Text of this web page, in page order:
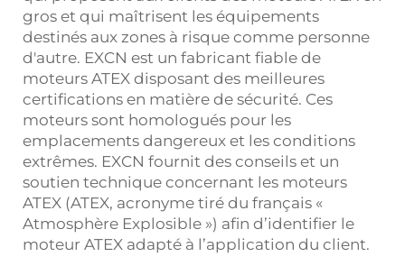
gros et qui maîtrisent les équipements
destinés aux zones à risque comme personne
d'autre. EXCN est un fabricant fiable de
moteurs ATEX disposant des meilleures
certifications en matière de sécurité. Ces
moteurs sont homologués pour les
emplacements dangereux et les conditions
extrêmes. EXCN fournit des conseils et un
soutien technique concernant les moteurs
ATEX (ATEX, acronyme tiré du français «
Atmosphère Explosible ») afin d’identifier le
moteur ATEX adapté à l’application du client.